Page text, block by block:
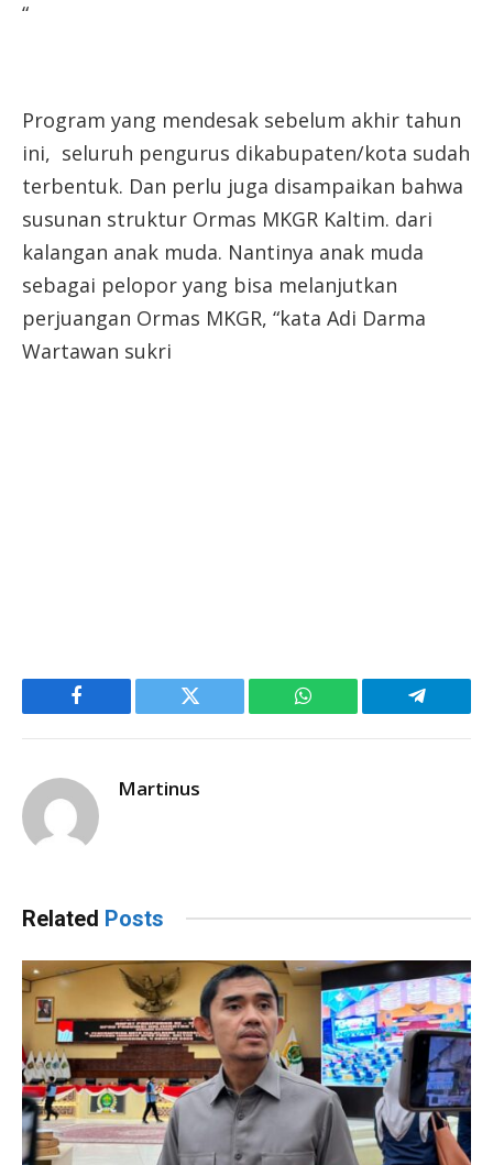
“
Program yang mendesak sebelum akhir tahun
ini, seluruh pengurus dikabupaten/kota sudah
terbentuk. Dan perlu juga disampaikan bahwa
susunan struktur Ormas MKGR Kaltim. dari
kalangan anak muda. Nantinya anak muda
sebagai pelopor yang bisa melanjutkan
perjuangan Ormas MKGR, “kata Adi Darma
Wartawan sukri
Facebook Twitter WhatsApp Telegram
Martinus
Related Posts